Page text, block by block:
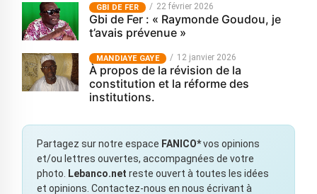
GBI DE FER 22 février 2026
Gbi de Fer : « Raymonde Goudou, je
t’avais prévenue »
MANDIAYE GAYE 12 janvier 2026
À propos de la révision de la
constitution et la réforme des
institutions.
Partagez sur notre espace FANICO*vos opinions
et/ou lettres ouvertes, accompagnées de votre
photo.
Lebanco.net reste ouvert à toutes les idées
et opinions. Contactez-nous en nous écrivant à